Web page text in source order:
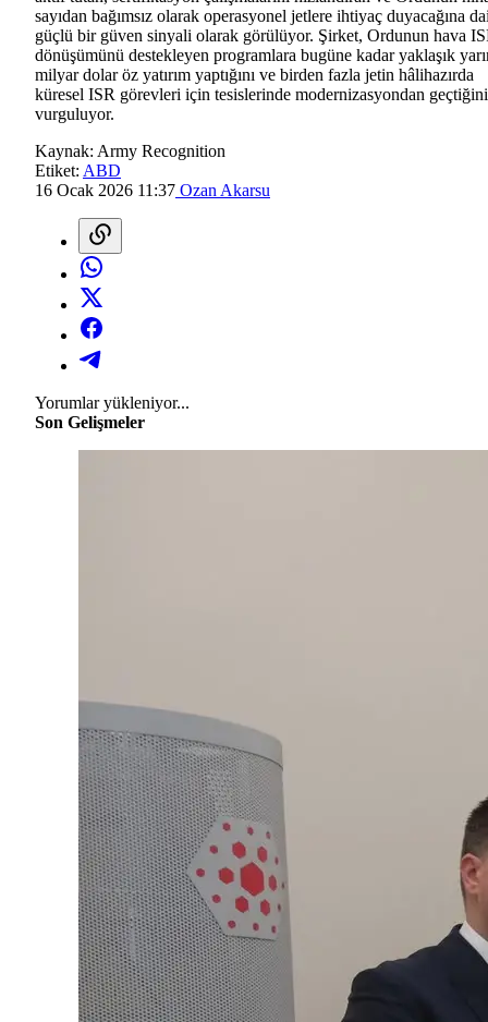
sayıdan bağımsız olarak operasyonel jetlere ihtiyaç duyacağına
güçlü bir güven sinyali olarak görülüyor. Şirket, Ordunun hava
dönüşümünü destekleyen programlara bugüne kadar yaklaşık
milyar dolar öz yatırım yaptığını ve birden fazla jetin hâlihazırda
küresel ISR görevleri için tesislerinde modernizasyondan geçtiğini
vurguluyor.
Kaynak: Army Recognition
Etiket: ABD
16 Ocak 2026 11:37 Ozan Akarsu
Yorumlar yükleniyor...
Son Gelişmeler